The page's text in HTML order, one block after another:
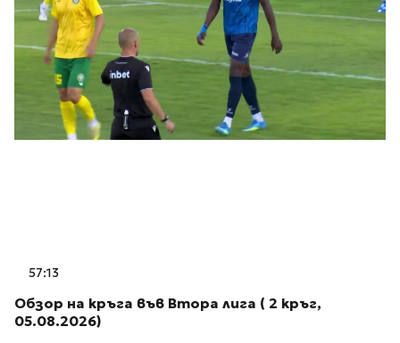
57:13
Обзор на кръга във Втора лига ( 2 кръг,
05.08.2026)